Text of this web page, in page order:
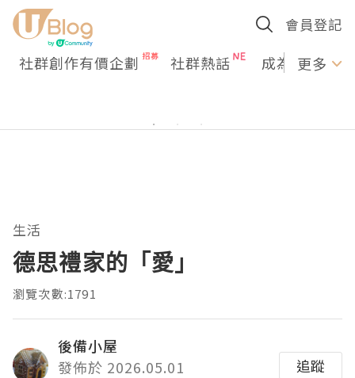
會員登記
社群創作有價企劃 社群熱話 成為U更多
生活
德思禮家的「愛」
瀏覽次數:1791
後備小屋
發佈於 2026.05.01
追蹤